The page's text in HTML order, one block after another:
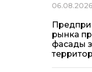
06.08.2026
рынка
фасады